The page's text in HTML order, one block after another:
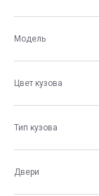
Модель
Цвет кузова
Тип кузова
Двери